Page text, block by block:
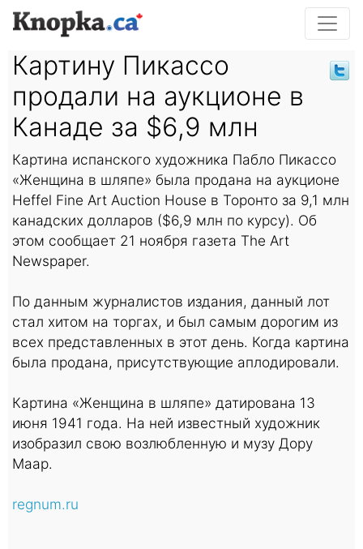
Картину Пикассо
продали на аукционе в
Канаде за $6,9 млн
Картина испанского художника Пабло Пикассо
«Женщина в шляпе» была продана на аукционе
Heffel Fine Art Auction House в Торонто за 9,1 млн
канадских долларов ($6,9 млн по курсу). Об
этом сообщает 21 ноября газета The Art
Newspaper.
По данным журналистов издания, данный лот
стал хитом на торгах, и был самым дорогим из
всех представленных в этот день. Когда картина
была продана, присутствующие аплодировали.
Картина «Женщина в шляпе» датирована 13
июня 1941 года. На ней известный художник
изобразил свою возлюбленную и музу Дору
Маар.
regnum.ru